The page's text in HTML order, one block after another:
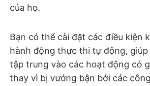
của họ.
Bạn có thể cài đặt các điều kiện
hành động thực thi tự động, giúp
tập trung vào các hoạt động có
thay vì bị vướng bận bởi các